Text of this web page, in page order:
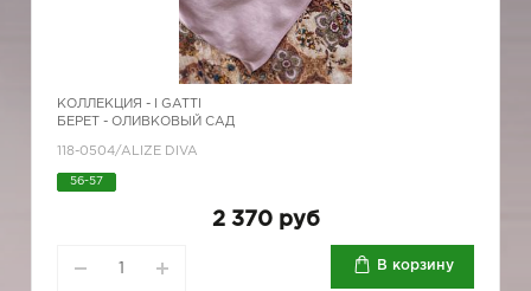
КОЛЛЕКЦИЯ -
I GATTI
БЕРЕТ - ОЛИВКОВЫЙ САД
118-0504/ALIZE DIVA
56-57
2 370 руб
В корзину